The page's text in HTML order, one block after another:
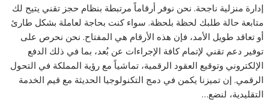
إدارة منزلية ناجحة. نحن نوفر أرقاماً مرتبطة بنظام حجز تقني يتيح لك
متابعة حالة طلبك لحظة بلحظة. سواء كنت بحاجة لعاملة بشكل طارئ
أو تعاقد طويل الأمد، فإن هذه الأرقام هي المفتاح. نحن نحرص على
توفير دعم تقني لإتمام كافة الإجراءات عن بُعد، بما في ذلك الدفع
الإلكتروني وتوقيع العقود الرقمية، تماشياً مع رؤية المملكة في التحول
الرقمي. إن تميزنا يكمن في دمج التكنولوجيا الحديثة مع قيم الخدمة
التقليدية، لنضع…